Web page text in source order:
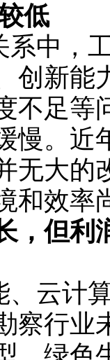
低
中，
创新能
不足等
慢。近
无大的
和效率
，但利
云计
察行业